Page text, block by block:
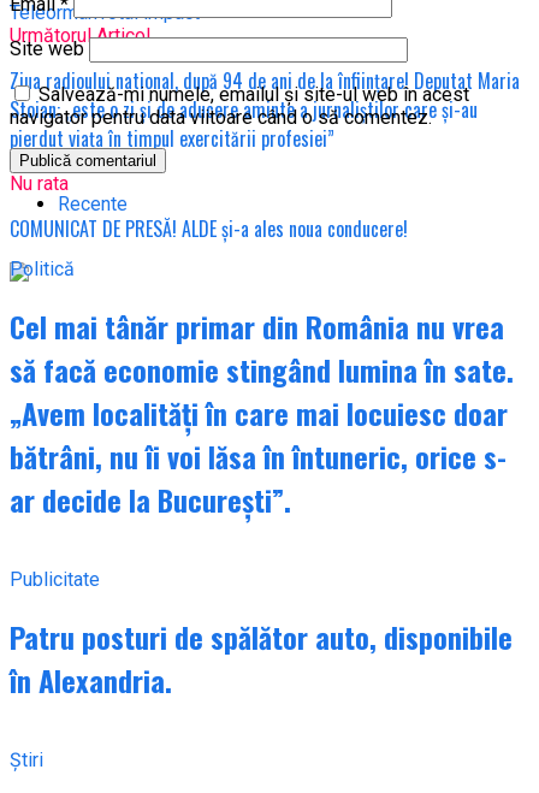
TeleormanTotal impact
Următorul Articol
Ziua radioului national, după 94 de ani de la înființare! Deputat Maria
Stoian: „este o zi şi de aducere aminte a jurnaliştilor care şi-au
pierdut viaţa în timpul exercitării profesiei”
Nu rata
COMUNICAT DE PRESĂ! ALDE și-a ales noua conducere!
Site web
Salvează-mi numele, emailul și site-ul web în acest
navigator pentru data viitoare când o să comentez.
Recente
Politică
Cel mai tânăr primar din România nu vrea
să facă economie stingând lumina în sate.
„Avem localități în care mai locuiesc doar
bătrâni, nu îi voi lăsa în întuneric, orice s-
ar decide la București”.
Publicitate
Patru posturi de spălător auto, disponibile
în Alexandria.
Știri